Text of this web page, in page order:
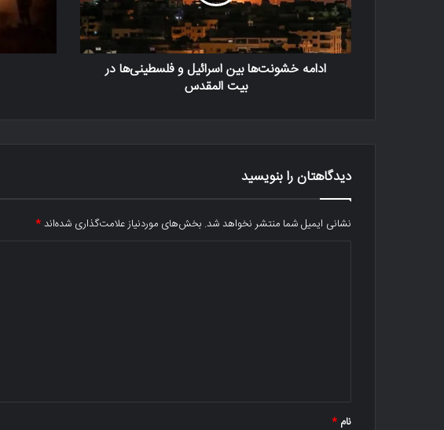
ادامه خشونت‌ها بین اسرائیل و فلسطینی‌ها در
بیت المقدس
دیدگاهتان را بنویسید
نشانی ایمیل شما منتشر نخواهد شد. بخش‌های موردنیاز علامت‌گذاری شده‌اند*
نام *